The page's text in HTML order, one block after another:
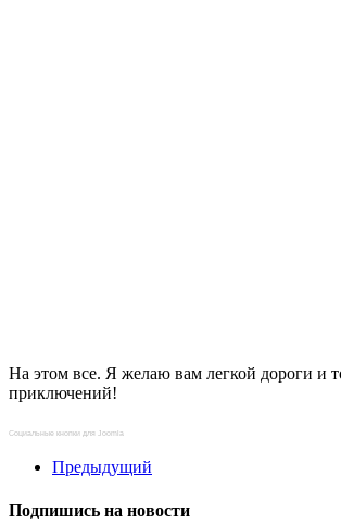
На этом все. Я желаю вам легкой дороги и
приключений!
Социальные кнопки для Joomla
Предыдущий
Подпишись на новости